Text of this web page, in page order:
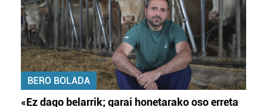
BERO BOLADA
«Ez dago belarrik; garai honetarako oso erreta